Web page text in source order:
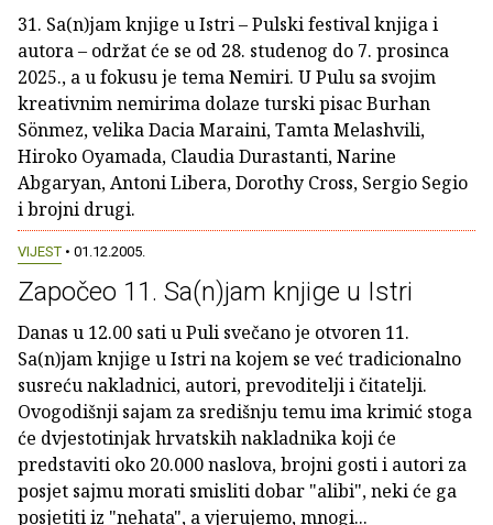
31. Sa(n)jam knjige u Istri – Pulski festival knjiga i
autora – održat će se od 28. studenog do 7. prosinca
2025., a u fokusu je tema Nemiri. U Pulu sa svojim
kreativnim nemirima dolaze turski pisac Burhan
Sönmez, velika Dacia Maraini, Tamta Melashvili,
Hiroko Oyamada, Claudia Durastanti, Narine
Abgaryan, Antoni Libera, Dorothy Cross, Sergio Segio
i brojni drugi.
VIJEST • 01.12.2005.
Započeo 11. Sa(n)jam knjige u Istri
Danas u 12.00 sati u Puli svečano je otvoren 11.
Sa(n)jam knjige u Istri na kojem se već tradicionalno
susreću nakladnici, autori, prevoditelji i čitatelji.
Ovogodišnji sajam za središnju temu ima krimić stoga
će dvjestotinjak hrvatskih nakladnika koji će
predstaviti oko 20.000 naslova, brojni gosti i autori za
posjet sajmu morati smisliti dobar "alibi", neki će ga
posjetiti iz "nehata", a vjerujemo, mnogi...